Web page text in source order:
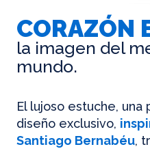
CORAZÓN
la imagen del
mundo.
El lujoso estuche,
diseño exclusivo,
Santiago Bernabéu,